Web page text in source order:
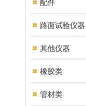
配件
路面试验仪器
其他仪器
橡胶类
管材类